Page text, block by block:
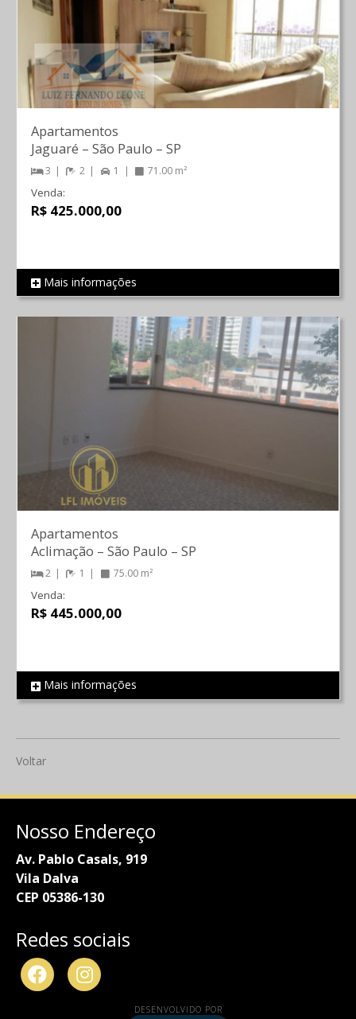
REF 490
Apartamentos
Jaguaré – São Paulo – SP
3 2 1 71.00 m²
Venda:
R$ 425.000,00
Mais informações
REF 754
Apartamentos
Aclimação – São Paulo – SP
2 1 75.00 m²
Venda:
R$ 445.000,00
Mais informações
Voltar
Nosso Endereço
Av. Pablo Casals, 919
Vila Dalva
CEP 05386-130
Redes sociais
DESENVOLVIDO POR